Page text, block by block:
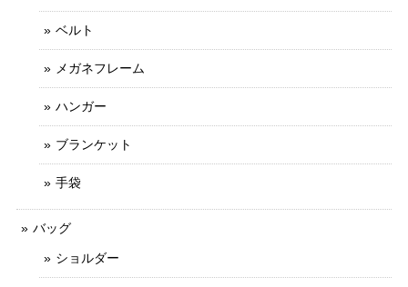
ベルト
メガネフレーム
ハンガー
ブランケット
手袋
バッグ
ショルダー